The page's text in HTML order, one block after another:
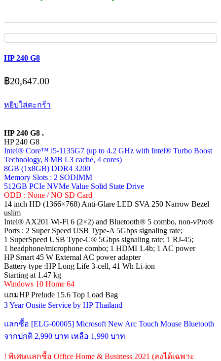
HP 240 G8
฿20,647.00
หยิบใส่ตะกร้า
HP 240 G8 .
HP 240 G8
Intel® Core™ i5-1135G7 (up to 4.2 GHz with Intel® Turbo Boost
Technology, 8 MB L3 cache, 4 cores)
8GB (1x8GB) DDR4 3200
Memory Slots : 2 SODIMM
512GB PCIe NVMe Value Solid State Drive
ODD : None / NO SD Card
14 inch HD (1366×768) Anti-Glare LED SVA 250 Narrow Bezel
uslim
Intel® AX201 Wi-Fi 6 (2×2) and Bluetooth® 5 combo, non-vPro®
Ports : 2 Super Speed USB Type-A 5Gbps signaling rate;
1 SuperSpeed USB Type-C® 5Gbps signaling rate; 1 RJ-45;
1 headphone/microphone combo; 1 HDMI 1.4b; 1 AC power
HP Smart 45 W External AC power adapter
Battery type :HP Long Life 3-cell, 41 Wh Li-ion
Starting at 1.47 kg
Windows 10 Home 64
แถมHP Prelude 15.6 Top Load Bag
3 Year Onsite Service by HP Thailand
แลกซื้อ [ELG-00005] Microsoft New Arc Touch Mouse Bluetooth
จากปกติ 2,990 บาท เหลือ 1,990 บาท
! พิเศษแลกซื้อ Office Home & Business 2021 (ลงได้เฉพาะ